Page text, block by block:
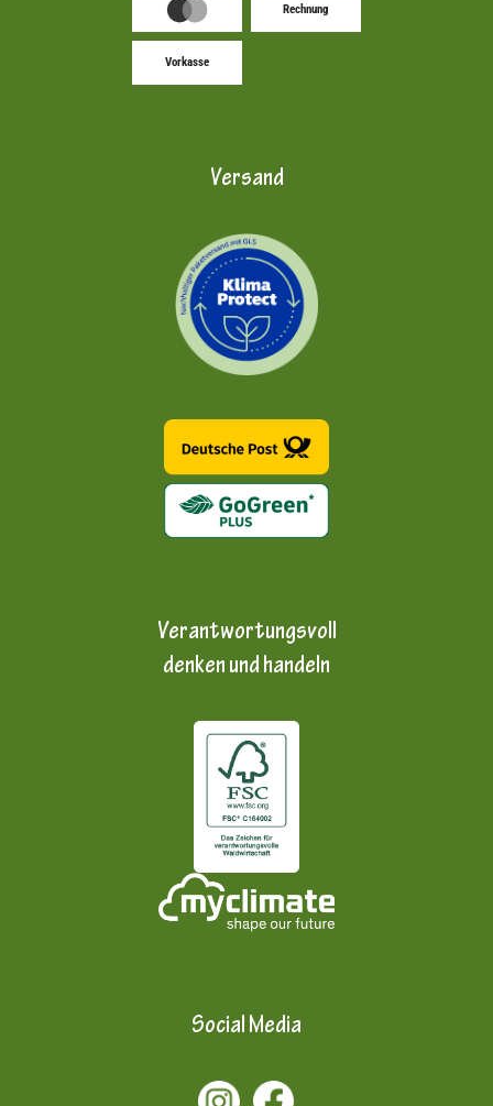
Rechnung
Vorkasse
Versand
Verantwortungsvoll
denken und handeln
Social Media